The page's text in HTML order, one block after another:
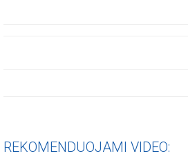
REKOMENDUOJAMI VIDEO: